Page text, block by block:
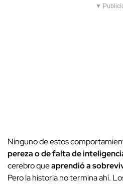
▼
Ninguno de estos
pereza o de falta de
cerebro queaprendió a
Pero la historia no termina ahí.